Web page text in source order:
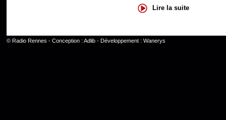
Lire la suite
© Radio Rennes - Conception : Adlib- Développement : Wanerys